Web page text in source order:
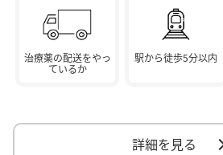
治療薬の配送をやっ
ているか
駅から徒歩5分以内
詳細を見る